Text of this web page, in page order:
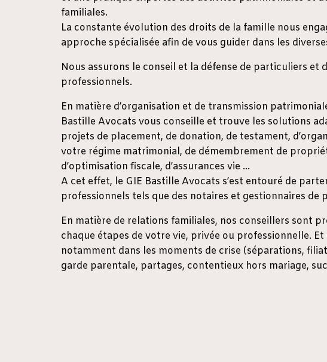
familiales.
La constante évolution des droits de la famille nous
approche spécialisée afin de vous guider dans les
Nous assurons le conseil et la défense de particuliers et
professionnels.
En matière d’organisation et de transmission
Bastille Avocats vous conseille et trouve les solutions
projets de placement, de donation, de testament,
votre régime matrimonial, de démembrement de
d’optimisation fiscale, d’assurances vie …
A cet effet, le GIE Bastille Avocats s’est entouré de
professionnels tels que des notaires et gestionnaires de
En matière de relations familiales, nos conseillers sont
chaque étapes de votre vie, privée ou professionnelle. Et
notamment dans les moments de crise (séparations,
garde parentale, partages, contentieux hors mariage,